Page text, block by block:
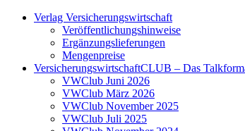
Verlag Versicherungswirtschaft
Veröffentlichungshinweise
Ergänzungslieferungen
Mengenpreise
VersicherungswirtschaftCLUB – Das
VWClub Juni 2026
VWClub März 2026
VWClub November 2025
VWClub Juli 2025